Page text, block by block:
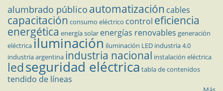
alumbrado público automatización cables
capacitación consumo eléctrico control eficiencia
energética energía solar energías renovables generación
eléctricailuminación iluminación LED industria 4.0
industria argentina industria nacional instalación eléctrica
ledseguridad eléctrica tabla de contenidos
tendido de líneas